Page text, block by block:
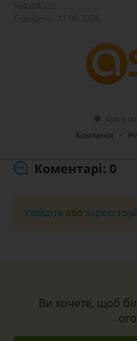
Компанія
Коментарі: 0
Увійдіть або
Ви хочете, щоб